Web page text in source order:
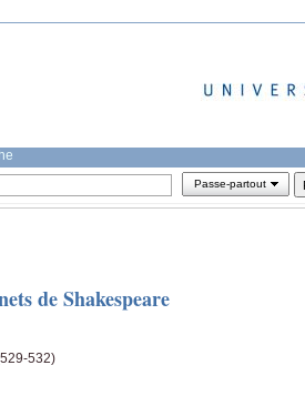
Passe-partout
de Shakespeare
532)